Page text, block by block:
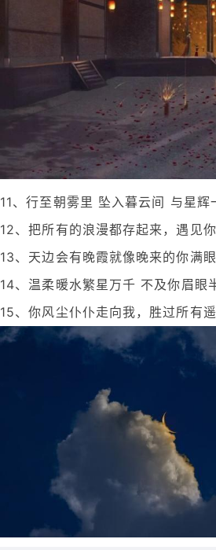
11、行至朝雾里 坠入暮云间 与星辉
12、把所有的浪漫都存起来，遇见
13、天边会有晚霞就像晚来的你满眼
14、温柔暖水繁星万千 不及你眉眼
15、你风尘仆仆走向我，胜过所有遥